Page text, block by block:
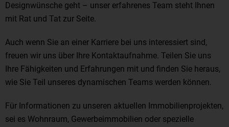
Designwünsche geht – unser erfahrenes Team steht Ihnen
mit Rat und Tat zur Seite.
Auch wenn Sie an einer Karriere bei uns interessiert sind,
freuen wir uns über Ihre Kontaktaufnahme. Teilen Sie uns
Ihre Fähigkeiten und Erfahrungen mit und finden Sie heraus,
wie Sie Teil unseres dynamischen Teams werden können.
Für Informationen zu unseren aktuellen Immobilienprojekten,
sei es Wohnraum, Gewerbeimmobilien oder spezielle